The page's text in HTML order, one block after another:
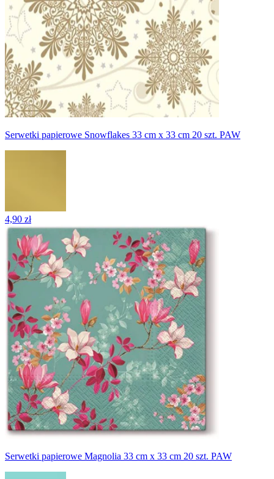
Serwetki papierowe Snowflakes 33 cm x 33 cm 20 szt. PAW
4,90 zł
Serwetki papierowe Magnolia 33 cm x 33 cm 20 szt. PAW